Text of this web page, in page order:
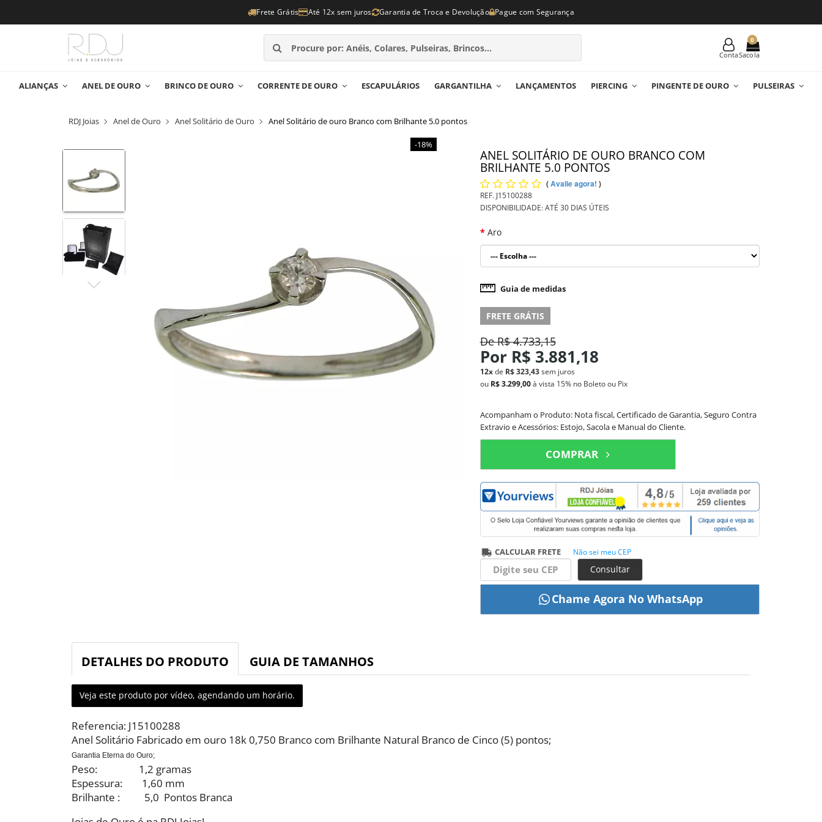
Frete Grátis Até 12x sem juros Garantia de Troca e Devolução Pague com Segurança
Conta
0
ALIANÇAS ANEL DE OURO BRINCO DE OURO CORRENTE DE OURO ESCAPULÁRIOS GARGANTILHA LANÇAMENTOS PIERCING PINGENTE DE OURO PULSEIRAS
RDJ Joias Anel de Ouro Anel Solitário de Ouro Anel Solitário de ouro Branco com Brilhante 5.0 pontos
-18%
ANEL SOLITÁRIO DE OURO BRANCO COM
BRILHANTE 5.0 PONTOS
(Avalie agora! )
REF. J15100288
DISPONIBILIDADE:ATÉ 30 DIAS ÚTEIS
Aro
Guia de medidas
FRETE GRÁTIS
DeR$ 4.733,15
Por R$ 3.881,18
12xde R$ 323,43 sem juros
ou R$ 3.299,00 à vista 15% no Boleto ou Pix
Acompanham o Produto: Nota fiscal, Certificado de Garantia, Seguro Contra
Extravio e Acessórios: Estojo, Sacola e Manual do Cliente.
COMPRAR
CALCULAR FRETE Não sei meu CEP
Consultar
DETALHES DO PRODUTO GUIA DE TAMANHOS
Veja este produto por vídeo, agendando um horário.
Referencia: J15100288
Anel Solitário Fabricado em ouro 18k 0,750 Branco com Brilhante Natural Branco de Cinco (5) pontos;
Garantia Eterna do Ouro;
Peso: 1,2 gramas
Espessura: 1,60 mm
Brilhante : 5,0 Pontos Branca